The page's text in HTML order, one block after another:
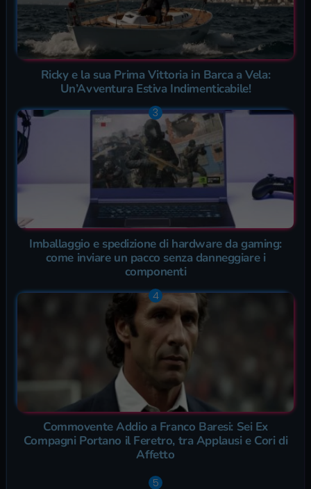
Ricky e la sua Prima Vittoria in Barca a Vela:
Un’Avventura Estiva Indimenticabile!
Imballaggio e spedizione di hardware da gaming:
come inviare un pacco senza danneggiare i
componenti
Commovente Addio a Franco Baresi: Sei Ex
Compagni Portano il Feretro, tra Applausi e Cori di
Affetto